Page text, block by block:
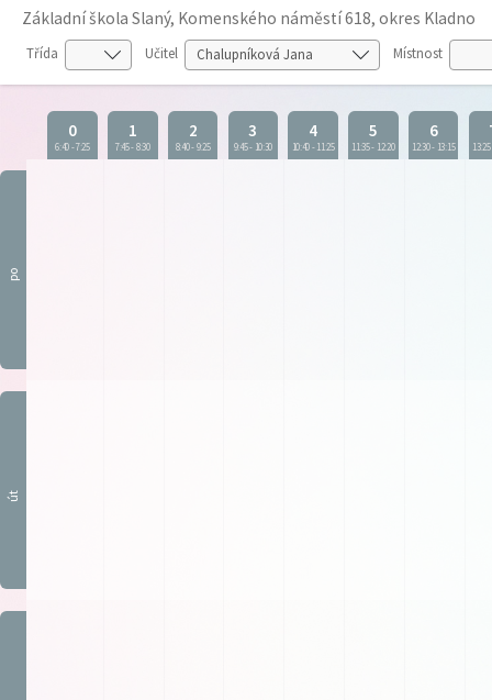
Základní škola Slaný, Komenského náměstí 618, okres Kladno
Třída Učitel Místnost
0
6:40-7:25
1
7:45-8:30
2
8:40-9:25
3
9:45- 10:30
4
10:40-11:25
5
11:35- 12:20
6
12:30- 13:15 13:25
po
út